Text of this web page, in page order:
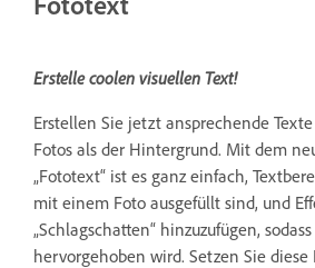
Erstelle coolen visuellen Text!
Erstellen Sie jetzt ansprechende
Fotos als der Hintergrund. Mit dem
„Fototext“ ist es ganz einfach,
mit einem Foto ausgefüllt sind, und
„Schlagschatten“ hinzuzufügen,
hervorgehoben wird. Setzen Sie